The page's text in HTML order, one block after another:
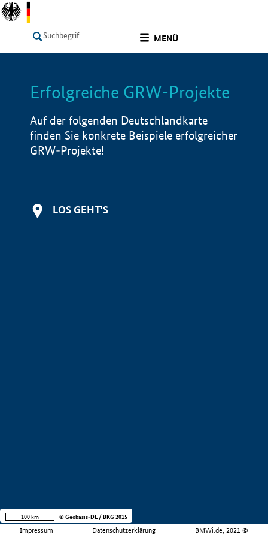
MENÜ
LISTE Info
Erfolgreiche GRW-Projekte
Auf der folgenden Deutschlandkarte
finden Sie konkrete Beispiele erfolgreicher
GRW-Projekte!
LOS GEHT'S
Impressum Datenschutzerklärung BMWi.de, 2021 ©
100 km © Geobasis-DE / BKG 2015